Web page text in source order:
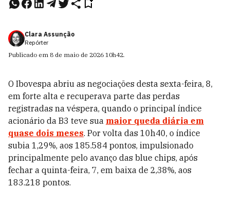
Clara Assunção
Repórter
Publicado em 8 de maio de 2026 10h42.
O Ibovespa abriu as negociações desta sexta-feira, 8,
em forte alta e recuperava parte das perdas
registradas na véspera, quando o principal índice
acionário da B3 teve sua maior queda diária em
quase dois meses. Por volta das 10h40, o índice
subia 1,29%, aos 185.584 pontos, impulsionado
principalmente pelo avanço das blue chips, após
fechar a quinta-feira, 7, em baixa de 2,38%, aos
183.218 pontos.